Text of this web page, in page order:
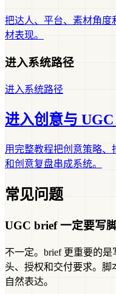
把达人、平台、素材角度
材表现。
进入系统路径
进入系统路径
进入创意与
用完整教程把创意策略、
和创意复盘串成系统。
常见问题
UGC brief 一定要写
不一定。brief 更重要的
头、授权和交付要求。
自然表达。